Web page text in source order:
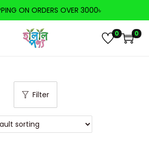
ON ORDERS OVER 3000৳
0 0
Filter